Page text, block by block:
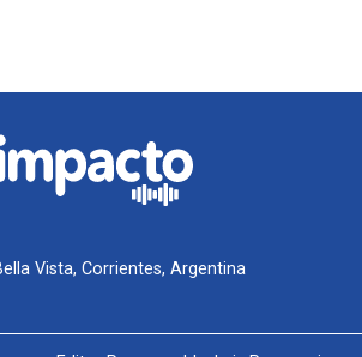
Vista, Corrientes, Argentina